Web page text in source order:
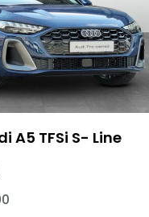
A5 TFSi S- Line